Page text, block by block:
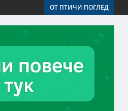
ОТ ПТИЧИ ПОГЛЕД